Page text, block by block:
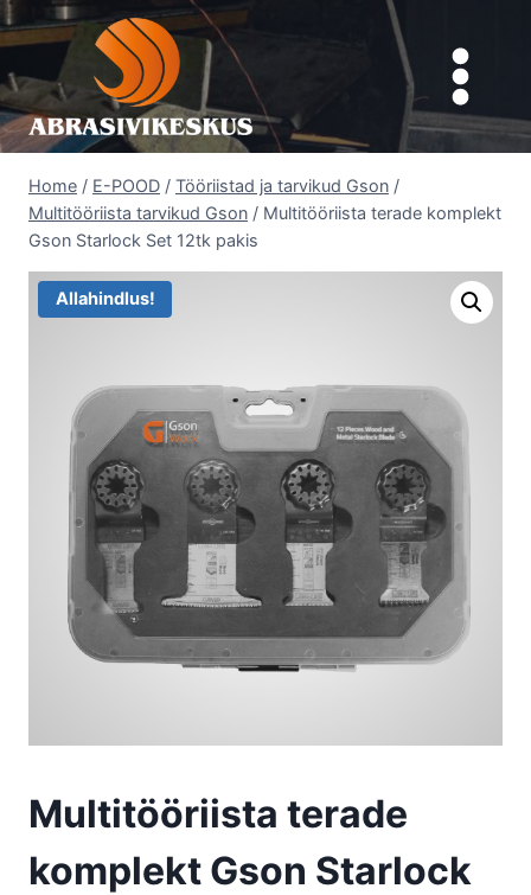
Skip
to
content
Home / E-POOD / Tööriistad ja tarvikud Gson /
Multitööriista tarvikud Gson / Multitööriista terade komplekt
Gson Starlock Set 12tk pakis
Allahindlus!
Multitööriista terade
komplekt Gson Starlock